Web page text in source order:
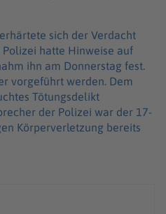
sich der Verdacht
Polizei hatte Hinweise auf
ihn am Donnerstag fest.
vorgeführt werden. Dem
Tötungsdelikt
der Polizei war der 17-
Körperverletzung bereits